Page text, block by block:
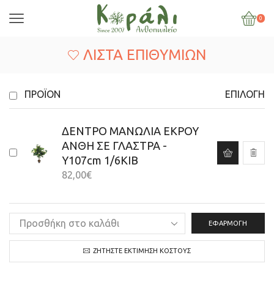
0
ΛΊΣΤΑ ΕΠΙΘΥΜΙΏΝ
ΠΡΟΪΌΝ ΕΠΙΛΟΓΉ
ΔΕΝΤΡΟ ΜΑΝΩΛΙΑ ΕΚΡΟΥ
ΑΝΘΗ ΣΕ ΓΛΑΣΤΡΑ -
Y107cm 1/6KIB
82,00€
ΕΦΑΡΜΟΓΉ
ΖΗΤΉΣΤΕ ΕΚΤΊΜΗΣΗ ΚΌΣΤΟΥΣ